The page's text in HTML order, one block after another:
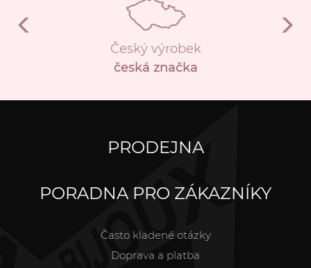
Český výrobek
česká značka
PRODEJNA
PORADNA PRO ZÁKAZNÍKY
Často kladené otázky
Doprava a platba